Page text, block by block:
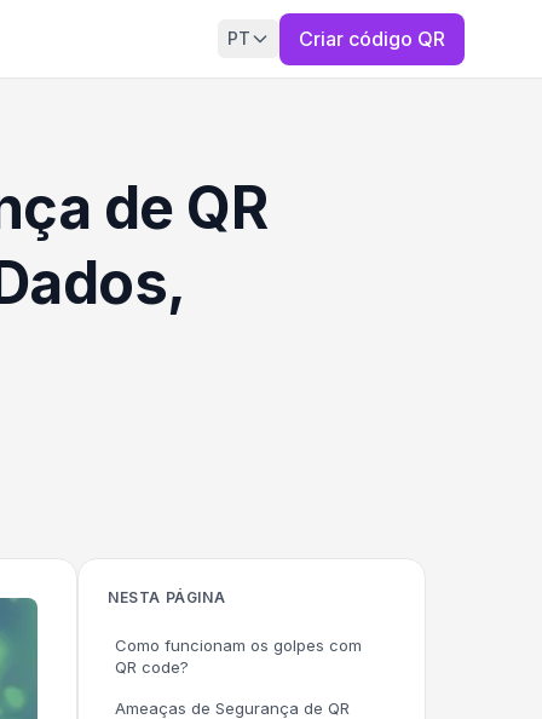
PT Criar código QR
de QR
NESTA PÁGINA
Como funcionam os golpes com
QR code?
Ameaças de Segurança de QR